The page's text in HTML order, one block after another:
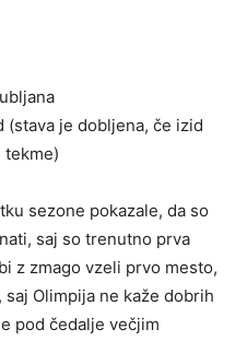
(stava je dobljena, če izid
tekme)
sezone pokazale, da so
saj so trenutno prva
z zmago vzeli prvo mesto,
Olimpija ne kaže dobrih
pod čedalje večjim